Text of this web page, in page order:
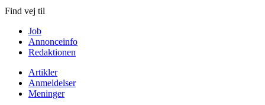
Find vej til
Job
Annonceinfo
Redaktionen
Artikler
Anmeldelser
Meninger